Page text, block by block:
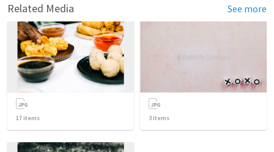
Related Media See more
17 items 3 items